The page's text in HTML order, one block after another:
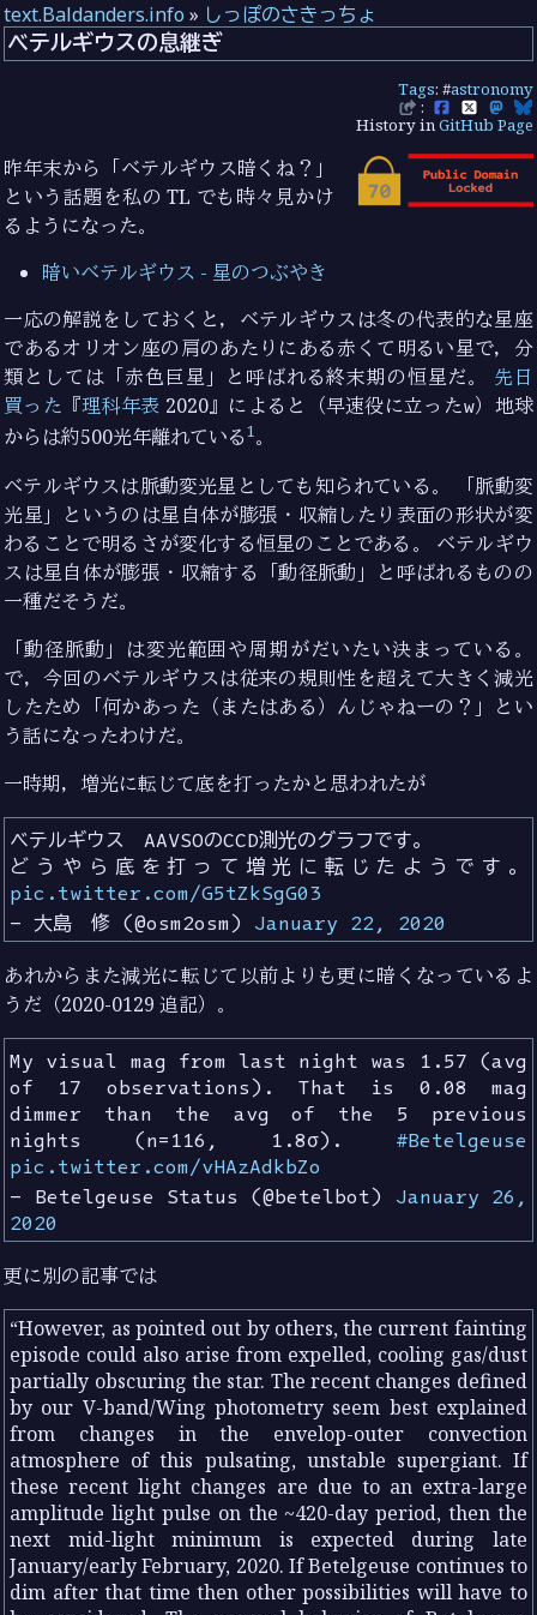
text.Baldanders.info » しっぽのさきっちょ
ベテルギウスの息継ぎ
Tags: #astronomy
:
History inGitHub Page
昨年末から「ベテルギウス暗くね？」
という話題を私の TL でも時々見かけ
るようになった。
暗いベテルギウス - 星のつぶやき
一応の解説をしておくと，ベテルギウスは冬の代表的な星座
であるオリオン座の肩のあたりにある赤くて明るい星で，分
類としては「赤色巨星」と呼ばれる終末期の恒星だ。 先日
買った 『理科年表 2020』によると（早速役に立ったw）地球
からは約500光年離れている1。
ベテルギウスは脈動変光星としても知られている。 「脈動変
光星」というのは星自体が膨張・収縮したり表面の形状が変
わることで明るさが変化する恒星のことである。 ベテルギウ
スは星自体が膨張・収縮する「動径脈動」と呼ばれるものの
一種だそうだ。
「動径脈動」は変光範囲や周期がだいたい決まっている。
で，今回のベテルギウスは従来の規則性を超えて大きく減光
したため「何かあった（またはある）んじゃねーの？」とい
う話になったわけだ。
一時期，増光に転じて底を打ったかと思われたが
ベテルギウス AAVSOのCCD測光のグラフです。
どうやら底を打って増光に転じたようです。
pic.twitter.com/G5tZkSgG03
— 大島 修 (@osm2osm)January 22, 2020
あれからまた減光に転じて以前よりも更に暗くなっているよ
うだ（2020-0129 追記）。
My visual mag from last night was 1.57 (avg
of 17 observations). That is 0.08 mag
dimmer than the avg of the 5 previous
nights (n=116, 1.8σ). #Betelgeuse
pic.twitter.com/vHAzAdkbZo
— Betelgeuse Status (@betelbot) January 26,
2020
更に別の記事では
However, as pointed out by others, the current fainting
episode could also arise from expelled, cooling gas/dust
partially obscuring the star. The recent changes defined
by our V-band/Wing photometry seem best explained
from changes in the envelop-outer convection
atmosphere of this pulsating, unstable supergiant. If
these recent light changes are due to an extra-large
amplitude light pulse on the ~420-day period, then the
next mid-light minimum is expected during late
January/early February, 2020. If Betelgeuse continues to
dim after that time then other possibilities will have to